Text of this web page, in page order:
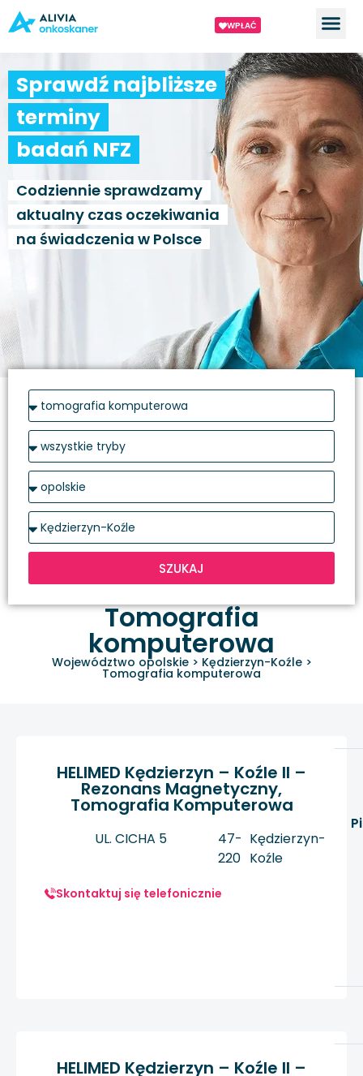
WPŁAĆ
Sprawdź najbliższe
terminy
badań NFZ
Codziennie sprawdzamy
aktualny czas oczekiwania
na świadczenia w Polsce
SZUKAJ
Tomografia
komputerowa
Województwo opolskie> Kędzierzyn-Koźle>
Tomografia komputerowa
HELIMED Kędzierzyn – Koźle II –
Rezonans Magnetyczny,
Tomografia Komputerowa
UL. CICHA 5
47-
220
Kędzierzyn-
Koźle
Skontaktuj się telefonicznie
HELIMED Kędzierzyn – Koźle II –